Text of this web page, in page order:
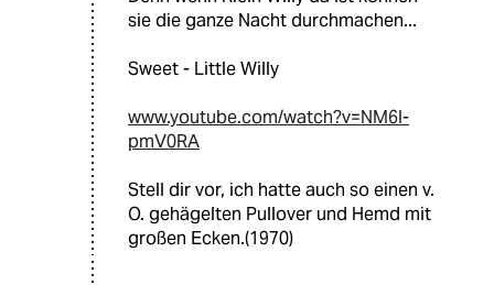
sie die ganze Nacht durchmachen...
Sweet - Little Willy
www.youtube.com/watch?v=NM6I-
pmV0RA
Stell dir vor, ich hatte auch so einen v.
O. gehägelten Pullover und Hemd mit
großen Ecken.(1970)